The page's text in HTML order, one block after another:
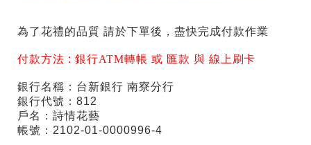
為了花禮的品質 請於下單後，盡快完成付款作業
付款方法 :銀行ATM轉帳 或 匯款 與 線上刷卡
銀行名稱：台新銀行 南寮分行
銀行代號：812
戶名：詩情花藝
帳號：2102-01-0000996-4